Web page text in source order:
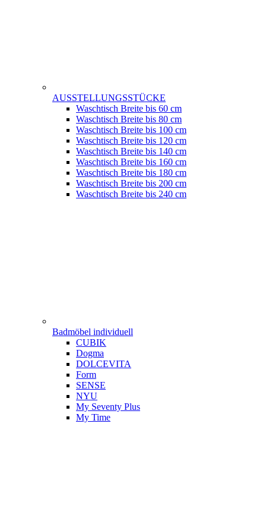
AUSSTELLUNGSSTÜCKE
Waschtisch Breite bis 60 cm
Waschtisch Breite bis 80 cm
Waschtisch Breite bis 100 cm
Waschtisch Breite bis 120 cm
Waschtisch Breite bis 140 cm
Waschtisch Breite bis 160 cm
Waschtisch Breite bis 180 cm
Waschtisch Breite bis 200 cm
Waschtisch Breite bis 240 cm
Badmöbel individuell
CUBIK
Dogma
DOLCEVITA
Form
SENSE
NYU
My Seventy Plus
My Time